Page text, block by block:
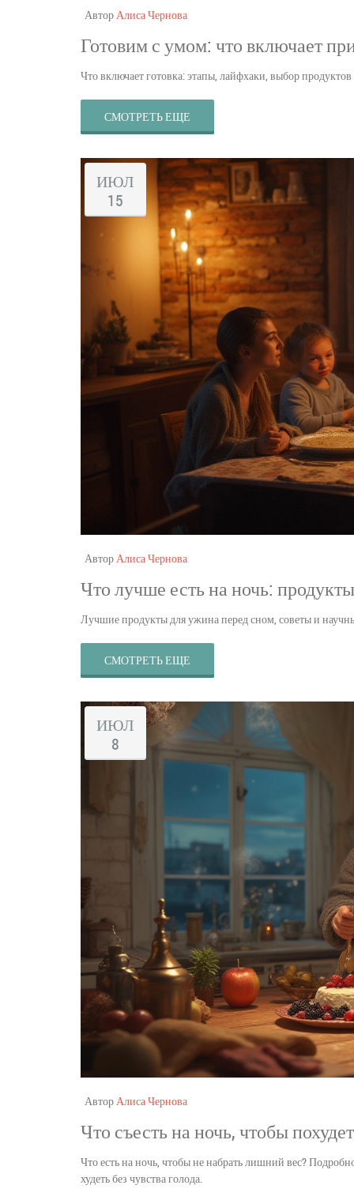
АвторАлиса Чернова
Готовим с умом: что включает
Что включает готовка: этапы, лайфхаки, выбор
СМОТРЕТЬ ЕЩЕ
ИЮЛ
15
Автор Алиса Чернова
Что лучше есть на ночь:
Лучшие продукты для ужина перед сном, советы и
СМОТРЕТЬ ЕЩЕ
ИЮЛ
8
АвторАлиса Чернова
Что съесть на ночь, чтобы
Что есть на ночь, чтобы не набрать лишний вес?
худеть без чувства голода.